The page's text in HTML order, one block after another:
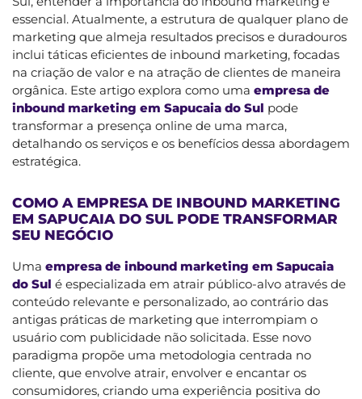
essencial. Atualmente, a estrutura de qualquer plano de
marketing que almeja resultados precisos e duradouros
inclui táticas eficientes de inbound marketing, focadas
na criação de valor e na atração de clientes de maneira
orgânica. Este artigo explora como uma empresa de
inbound marketing em Sapucaia do Sul pode
transformar a presença online de uma marca,
detalhando os serviços e os benefícios dessa abordagem
estratégica.
COMO A EMPRESA DE INBOUND MARKETING
EM SAPUCAIA DO SUL PODE TRANSFORMAR
SEU NEGÓCIO
Uma empresa de inbound marketing em Sapucaia
do Sul é especializada em atrair público-alvo através de
conteúdo relevante e personalizado, ao contrário das
antigas práticas de marketing que interrompiam o
usuário com publicidade não solicitada. Esse novo
paradigma propõe uma metodologia centrada no
cliente, que envolve atrair, envolver e encantar os
consumidores, criando uma experiência positiva do